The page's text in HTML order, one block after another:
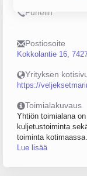
Puhelin
Postiosoite
Kokkolantie 16,
Yrityksen
https://
Toimialakuvaus
Yhtiön toimialana
kuljetustoiminta
toiminta
Lue lisää